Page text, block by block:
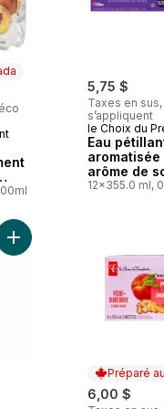
5,75 $
Taxes en
s’appliquent
le Choix du
Eau
aromatisée
arôme de
raisin, 12
12x355.0 ml,
Ajouter Soda au
Préparé
6,00 $